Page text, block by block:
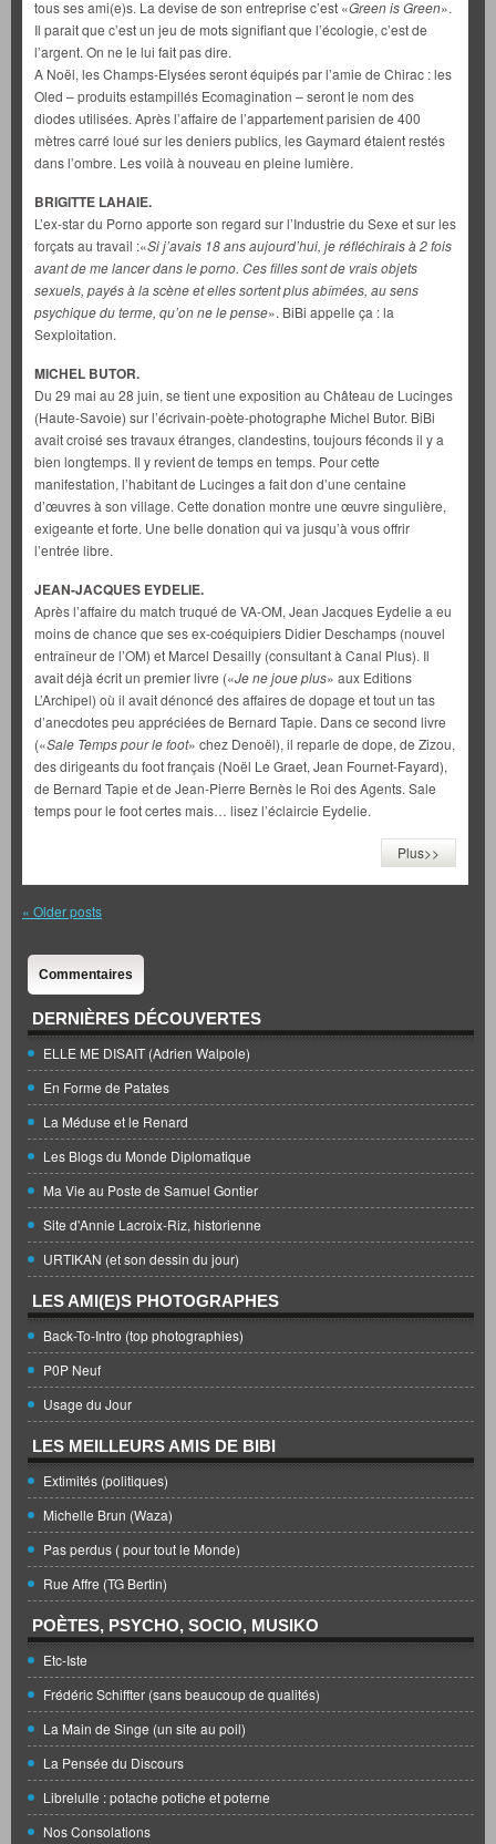
tous ses ami(e)s. La devise de son entreprise c’est «Green is Green».
Il parait que c’est un jeu de mots signifiant que l’écologie, c’est de
l’argent. On ne le lui fait pas dire.
A Noël, les Champs-Elysées seront équipés par l’amie de Chirac : les
Oled – produits estampillés Ecomagination – seront le nom des
diodes utilisées. Après l’affaire de l’appartement parisien de 400
mètres carré loué sur les deniers publics, les Gaymard étaient restés
dans l’ombre. Les voilà à nouveau en pleine lumière.
BRIGITTE LAHAIE.
L’ex-star du Porno apporte son regard sur l’Industrie du Sexe et sur les
forçats au travail :«Si j’avais 18 ans aujourd’hui, je réfléchirais à 2 fois
avant de me lancer dans le porno. Ces filles sont de vrais objets
sexuels, payés à la scène et elles sortent plus abîmées, au sens
psychique du terme, qu’on ne le pense». BiBi appelle ça : la
Sexploitation.
MICHEL BUTOR.
Du 29 mai au 28 juin, se tient une exposition au Château de Lucinges
(Haute-Savoie) sur l’écrivain-poète-photographe Michel Butor. BiBi
avait croisé ses travaux étranges, clandestins, toujours féconds il y a
bien longtemps. Il y revient de temps en temps. Pour cette
manifestation, l’habitant de Lucinges a fait don d’une centaine
d’œuvres à son village. Cette donation montre une œuvre singulière,
exigeante et forte. Une belle donation qui va jusqu’à vous offrir
l’entrée libre.
JEAN-JACQUES EYDELIE.
Après l’affaire du match truqué de VA-OM, Jean Jacques Eydelie a eu
moins de chance que ses ex-coéquipiers Didier Deschamps (nouvel
entraîneur de l’OM) et Marcel Desailly (consultant à Canal Plus). Il
avait déjà écrit un premier livre («Jene joue plus» aux Editions
L’Archipel) où il avait dénoncé des affaires de dopage et tout un tas
d’anecdotes peu appréciées de Bernard Tapie. Dans ce second livre
(«Sale Temps pour le foot» chez Denoël), il reparle de dope, de Zizou,
des dirigeants du foot français (Noël Le Graet, Jean Fournet-Fayard),
de Bernard Tapie et de Jean-Pierre Bernès le Roi des Agents. Sale
temps pour le foot certes mais… lisez l’éclaircie Eydelie.
Plus>>
« Older posts
Commentaires
DERNIÈRES DÉCOUVERTES
ELLE ME DISAIT (Adrien Walpole)
En Forme de Patates
La Méduse et le Renard
Les Blogs du Monde Diplomatique
Ma Vie au Poste de Samuel Gontier
Site d'Annie Lacroix-Riz, historienne
URTIKAN (et son dessin du jour)
LES AMI(E)S PHOTOGRAPHES
Back-To-Intro (top photographies)
P0P Neuf
Usage du Jour
LES MEILLEURS AMIS DE BIBI
Extimités (politiques)
Michelle Brun (Waza)
Pas perdus ( pour tout le Monde)
Rue Affre (TG Bertin)
POÈTES, PSYCHO, SOCIO, MUSIKO
Etc-Iste
Frédéric Schiffter (sans beaucoup de qualités)
La Main de Singe (un site au poil)
La Pensée du Discours
Librelulle : potache potiche et poterne
Nos Consolations